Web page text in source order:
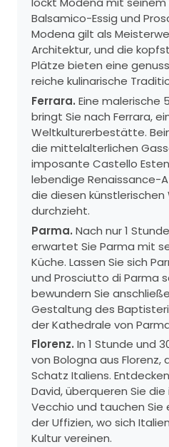
Balsamico-Essig und
Modena gilt als
Architektur, und die
Plätze bieten eine
reiche kulinarische
Ferrara. Eine malerische
bringt Sie nach Ferrara,
Weltkulturerbestätte.
die mittelalterlichen
imposante Castello
lebendige Renaissance-
die diesen künstlerischen
durchzieht.
Parma. Nach nur 1
erwartet Sie Parma mit
Küche. Lassen Sie sich
und Prosciutto di Parma
bewundern Sie
Gestaltung des
der Kathedrale von
Florenz. In 1 Stunde und
von Bologna aus Florenz,
Schatz Italiens.
David, überqueren Sie
Vecchio und tauchen Sie
der Uffizien, wo sich
Kultur vereinen.